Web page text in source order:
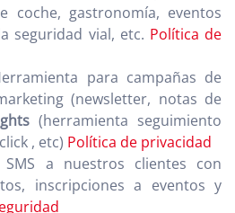
coche, gastronomía, eventos
seguridad vial, etc. Política de
para campañas de
(newsletter, notas de
(herramienta seguimiento
, etc) Política de privacidad
SMS a nuestros clientes con
inscripciones a eventos y